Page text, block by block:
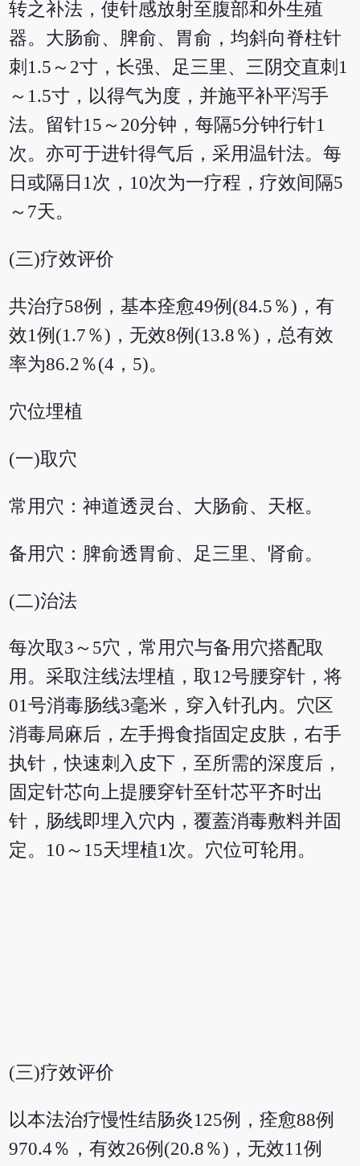
转之补法，使针感放射至腹部和外生殖
器。大肠俞、脾俞、胃俞，均斜向脊柱针
刺1.5～2寸，长强、足三里、三阴交直刺1
～1.5寸，以得气为度，并施平补平泻手
法。留针15～20分钟，每隔5分钟行针1
次。亦可于进针得气后，采用温针法。每
日或隔日1次，10次为一疗程，疗效间隔5
～7天。
(三)疗效评价
共治疗58例，基本痊愈49例(84.5％)，有
效1例(1.7％)，无效8例(13.8％)，总有效
率为86.2％(4，5)。
穴位埋植
(一)取穴
常用穴：神道透灵台、大肠俞、天枢。
备用穴：脾俞透胃俞、足三里、肾俞。
(二)治法
每次取3～5穴，常用穴与备用穴搭配取
用。采取注线法埋植，取12号腰穿针，将
01号消毒肠线3毫米，穿入针孔内。穴区
消毒局麻后，左手拇食指固定皮肤，右手
执针，快速刺入皮下，至所需的深度后，
固定针芯向上提腰穿针至针芯平齐时出
针，肠线即埋入穴内，覆蓋消毒敷料并固
定。10～15天埋植1次。穴位可轮用。
(三)疗效评价
以本法治疗慢性结肠炎125例，痊愈88例
970.4％，有效26例(20.8％)，无效11例